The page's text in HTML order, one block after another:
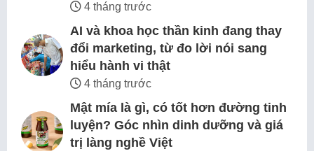
4 tháng trước
AI và khoa học thần kinh đang thay
đổi marketing, từ đo lời nói sang
hiểu hành vi thật
4 tháng trước
Mật mía là gì, có tốt hơn đường tinh
luyện? Góc nhìn dinh dưỡng và giá
trị làng nghề Việt